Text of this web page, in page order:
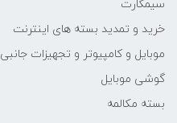
سیمکارت
خرید و تمدید بسته های اینترنت
موبایل و کامپیوتر و تجهیزات جانبی
گوشی موبایل
بسته مکالمه